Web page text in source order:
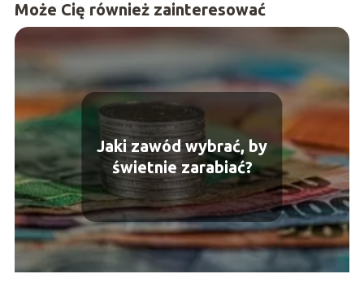
Może Cię również zainteresować
Jaki zawód wybrać, by
świetnie zarabiać?